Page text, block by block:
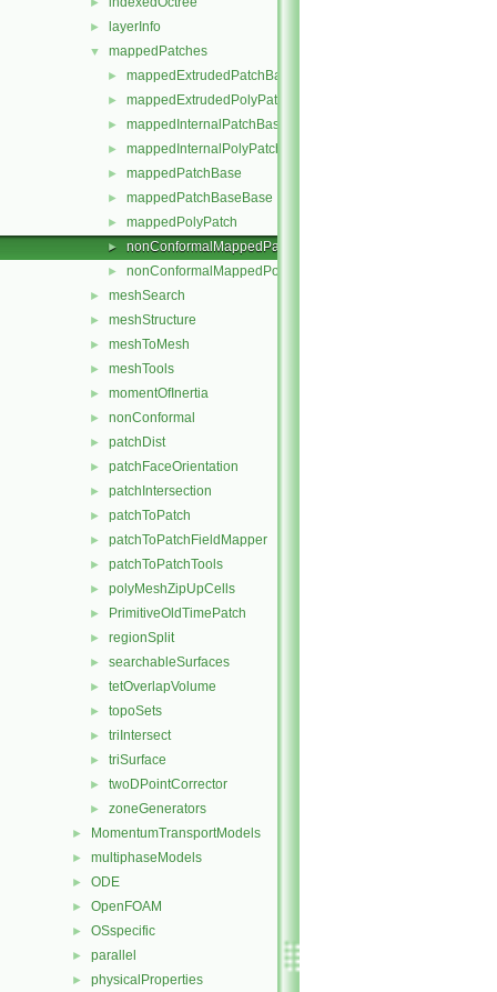
► layerInfo
▼ mappedPatches
► mappedExtrudedPatchBase
► mappedExtrudedPolyPatch
► mappedInternalPatchBase
► mappedInternalPolyPatch
► mappedPatchBase
► mappedPatchBaseBase
► mappedPolyPatch
► nonConformalMappedPatchBase
► nonConformalMappedPolyPatch
► meshSearch
► meshStructure
► meshToMesh
► meshTools
► momentOfInertia
► nonConformal
► patchDist
► patchFaceOrientation
► patchIntersection
► patchToPatch
► patchToPatchFieldMapper
► patchToPatchTools
► polyMeshZipUpCells
► PrimitiveOldTimePatch
► regionSplit
► searchableSurfaces
► tetOverlapVolume
► topoSets
► triIntersect
► triSurface
► twoDPointCorrector
► zoneGenerators
► MomentumTransportModels
► multiphaseModels
► ODE
► OpenFOAM
► OSspecific
► parallel
► physicalProperties